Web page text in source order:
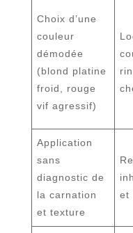
Choix d’une
couleur
démodée
(blond platine
froid, rouge
vif agressif)
Application
sans
diagnostic de
la carnation
et texture
et